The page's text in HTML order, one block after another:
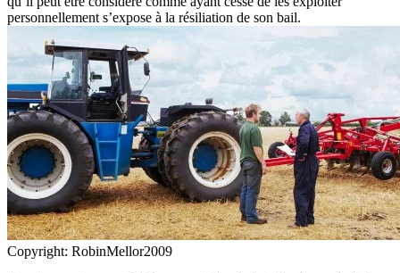
personnellement s’expose à la résiliation de son bail.
Copyright: RobinMellor2009